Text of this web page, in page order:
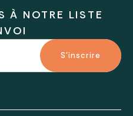
À NOTRE LISTE
S'inscrire